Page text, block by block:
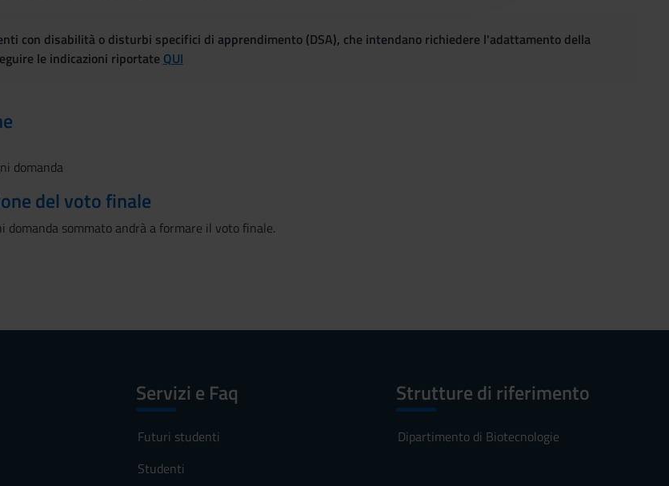
con disabilità o disturbi specifici di apprendimento (DSA), che intendano richiedere l'adattamento della
le indicazioni riportate QUI
domanda
del voto finale
sommato andrà a formare il voto finale.
Servizi e Faq
Futuri studenti
Studenti
Strutture di riferimento
Dipartimento di Biotecnologie